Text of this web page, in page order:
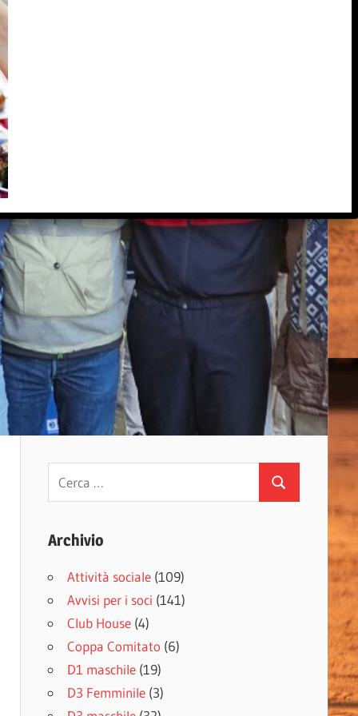
Ricerca
per:
Cerca
Archivio
Attività sociale(109)
Avvisi per i soci (141)
Club House(4)
Coppa Comitato (6)
D1 maschile(19)
D3 Femminile(3)